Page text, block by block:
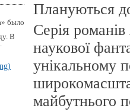
было
В
Плануються
Серія
наукової
унікальному
майбутнього